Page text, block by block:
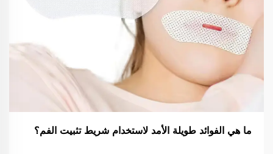
ما هي الفوائد طويلة الأمد لاستخدام شريط تثبيت الفم؟